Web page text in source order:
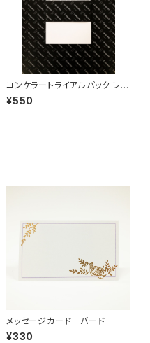
コンケラートライアルパック レイ
ドN【A5】
¥550
メッセージカード バード
¥330